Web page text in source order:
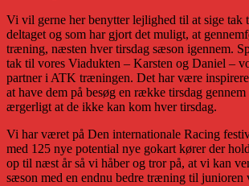
Vi vil gerne her benytter lejlighed til at sige tak
deltaget og som har gjort det muligt, at
træning, næsten hver tirsdag sæson igennem.
tak til vores Viadukten – Karsten og Daniel –
partner i ATK træningen. Det har være
at have dem på besøg en række tirsdag
ærgerligt at de ikke kan kom hver tirsdag.
Vi har været på Den internationale Racing
med 125 nye potential nye gokart kører der
op til næst år så vi håber og tror på, at vi kan
sæson med en endnu bedre træning til junioren